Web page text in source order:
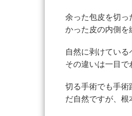
余った包皮を切っ
かった皮の内側を
自然に剥けている
その違いは一目で
切る手術でも手術
だ自然ですが、根